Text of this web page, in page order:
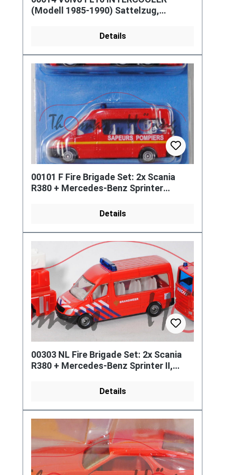
(Modell 1985-1990) Sattelzug,
Details
00101 F Fire Brigade Set: 2x Scania
R380 + Mercedes-Benz Sprinter
Details
00303 NL Fire Brigade Set: 2x Scania
R380 + Mercedes-Benz Sprinter II,
Details